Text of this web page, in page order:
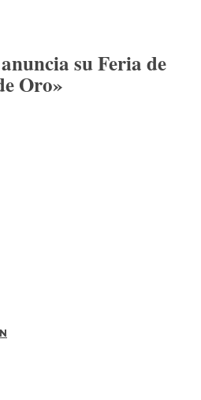
su Feria de
Oro»